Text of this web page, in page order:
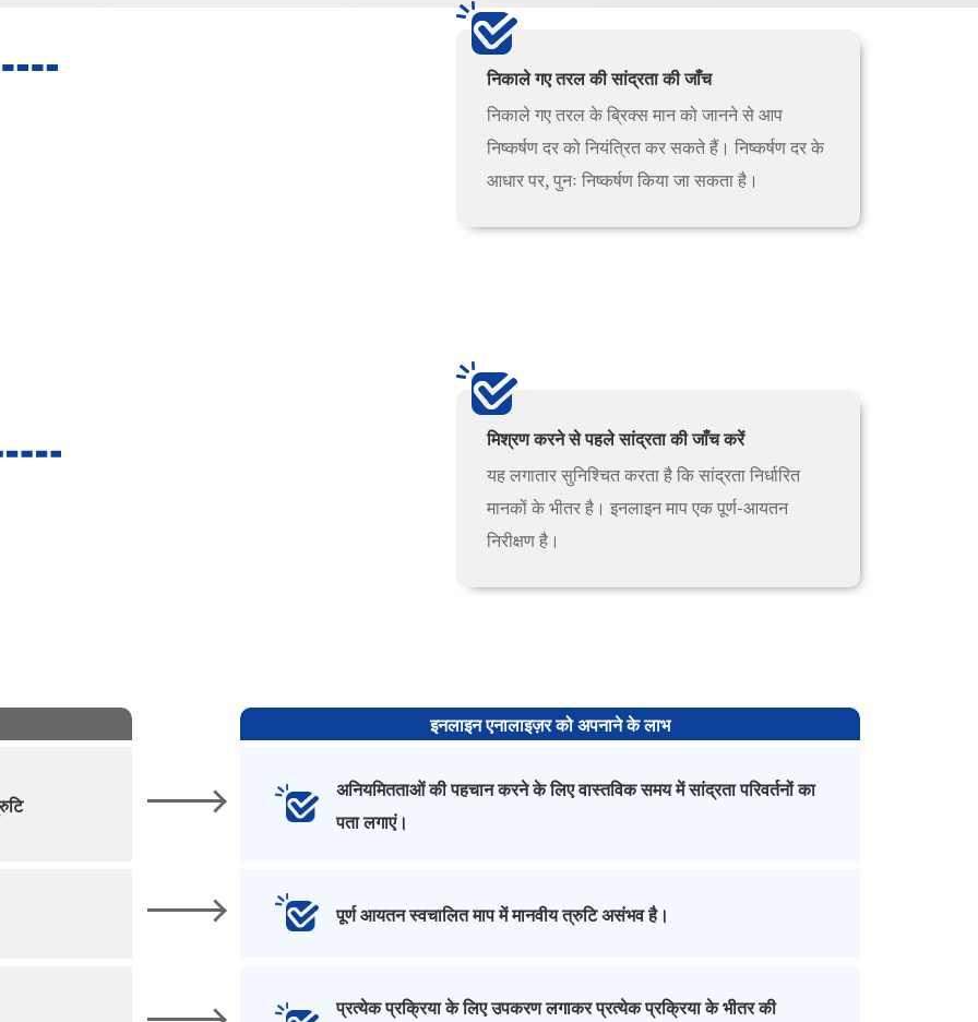
निकाले गए तरल की सांद्रता की जाँच
निकाले गए तरल के ब्रिक्स मान को जानने से आप
निष्कर्षण दर को नियंत्रित कर सकते हैं। निष्कर्षण दर के
आधार पर, पुनः निष्कर्षण किया जा सकता है।
मिश्रण करने से पहले सांद्रता की जाँच करें
यह लगातार सुनिश्चित करता है कि सांद्रता निर्धारित
मानकों के भीतर है। इनलाइन माप एक पूर्ण-आयतन
निरीक्षण है।
इनलाइन एनालाइज़र को अपनाने के लाभ
अनियमितताओं की पहचान करने के लिए वास्तविक समय में सांद्रता परिवर्तनों का
पता लगाएं।
पूर्ण आयतन स्वचालित माप में मानवीय त्रुटि असंभव है।
प्रत्येक प्रक्रिया के लिए उपकरण लगाकर प्रत्येक प्रक्रिया के भीतर की